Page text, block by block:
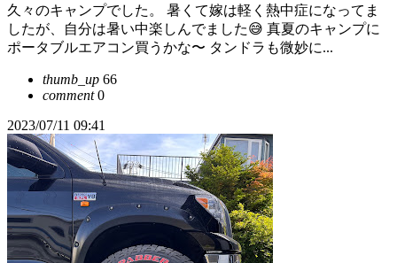
久々のキャンプでした。 暑くて嫁は軽く熱中症になってま
したが、自分は暑い中楽しんでました😅 真夏のキャンプに
ポータブルエアコン買うかな〜 タンドラも微妙に...
thumb_up 66
comment0
2023/07/11 09:41